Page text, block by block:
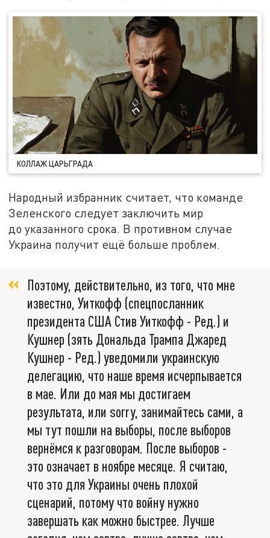
КОЛЛАЖ ЦАРЬГРАДА
Народный избранник считает, что команде
Зеленского следует заключить мир
до указанного срока. В противном случае
Украина получит ещё больше проблем.
Поэтому, действительно, из того, что мне
известно, Уиткофф (спецпосланник
президента США Стив Уиткофф - Ред.) и
Кушнер (зять Дональда Трампа Джаред
Кушнер - Ред.) уведомили украинскую
делегацию, что наше время исчерпывается
в мае. Или до мая мы достигаем
результата, или sorry, занимайтесь сами, а
мы тут пошли на выборы, после выборов
вернёмся к разговорам. После выборов -
это означает в ноябре месяце. Я считаю,
что это для Украины очень плохой
сценарий, потому что войну нужно
завершать как можно быстрее. Лучше